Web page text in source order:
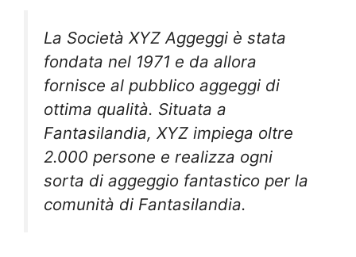
La Società XYZ Aggeggi è stata
fondata nel 1971 e da allora
fornisce al pubblico aggeggi di
ottima qualità. Situata a
Fantasilandia, XYZ impiega oltre
2.000 persone e realizza ogni
sorta di aggeggio fantastico per la
comunità di Fantasilandia.